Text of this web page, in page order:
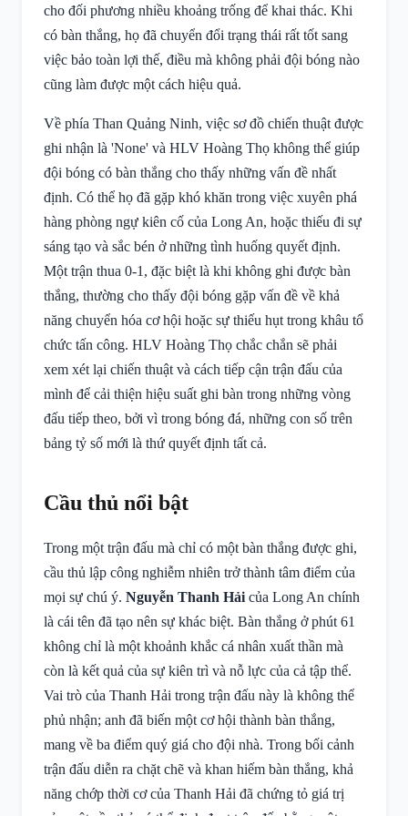
cho đối phương nhiều khoảng trống để khai thác. Khi
có bàn thắng, họ đã chuyển đổi trạng thái rất tốt sang
việc bảo toàn lợi thế, điều mà không phải đội bóng nào
cũng làm được một cách hiệu quả.
Về phía Than Quảng Ninh, việc sơ đồ chiến thuật được
ghi nhận là 'None' và HLV Hoàng Thọ không thể giúp
đội bóng có bàn thắng cho thấy những vấn đề nhất
định. Có thể họ đã gặp khó khăn trong việc xuyên phá
hàng phòng ngự kiên cố của Long An, hoặc thiếu đi sự
sáng tạo và sắc bén ở những tình huống quyết định.
Một trận thua 0-1, đặc biệt là khi không ghi được bàn
thắng, thường cho thấy đội bóng gặp vấn đề về khả
năng chuyển hóa cơ hội hoặc sự thiếu hụt trong khâu tổ
chức tấn công. HLV Hoàng Thọ chắc chắn sẽ phải
xem xét lại chiến thuật và cách tiếp cận trận đấu của
mình để cải thiện hiệu suất ghi bàn trong những vòng
đấu tiếp theo, bởi vì trong bóng đá, những con số trên
bảng tỷ số mới là thứ quyết định tất cả.
Cầu thủ nổi bật
Trong một trận đấu mà chỉ có một bàn thắng được ghi,
cầu thủ lập công nghiễm nhiên trở thành tâm điểm của
mọi sự chú ý. Nguyễn Thanh Hải của Long An chính
là cái tên đã tạo nên sự khác biệt. Bàn thắng ở phút 61
không chỉ là một khoảnh khắc cá nhân xuất thần mà
còn là kết quả của sự kiên trì và nỗ lực của cả tập thể.
Vai trò của Thanh Hải trong trận đấu này là không thể
phủ nhận; anh đã biến một cơ hội thành bàn thắng,
mang về ba điểm quý giá cho đội nhà. Trong bối cảnh
trận đấu diễn ra chặt chẽ và khan hiếm bàn thắng, khả
năng chớp thời cơ của Thanh Hải đã chứng tỏ giá trị